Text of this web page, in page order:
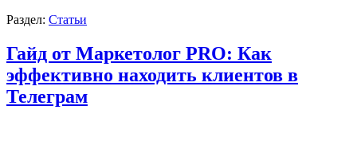
Раздел: Статьи
Гайд от Маркетолог PRO: Как
эффективно находить клиентов в
Телеграм